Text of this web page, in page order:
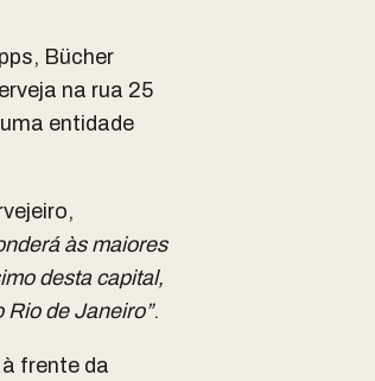
Bücher
na rua 25
entidade
às maiores
desta capital,
de Janeiro”.
frente da